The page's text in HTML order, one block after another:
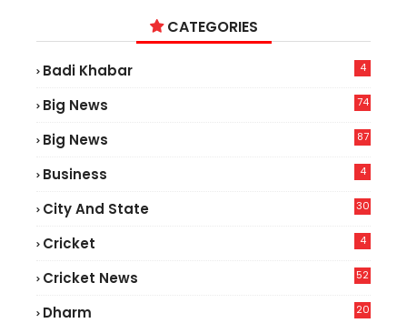
CATEGORIES
Badi Khabar 4
Big News
74
Big News
87
Business 4
City And State 30
Cricket 4
Cricket News
52
Dharm 20